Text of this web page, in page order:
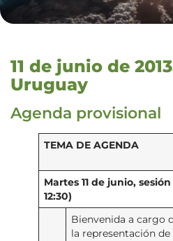
11 de junio de
Uruguay
Agenda provisional
TEMA DE AGENDA
Martes 11 de junio,
12:30)
Bienvenida a cargo
la representación de